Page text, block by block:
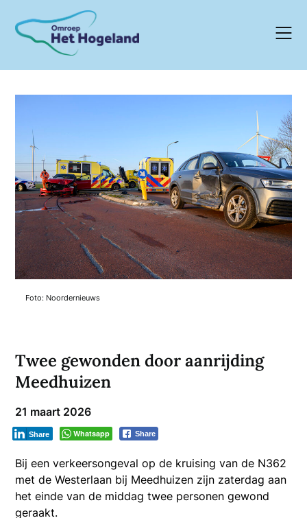
content
Foto: Noordernieuws
Twee gewonden door aanrijding
Meedhuizen
21 maart 2026
Whatsapp Share
Share
Bij een verkeersongeval op de kruising van de N362
met de Westerlaan bij Meedhuizen zijn zaterdag aan
het einde van de middag twee personen gewond
geraakt.